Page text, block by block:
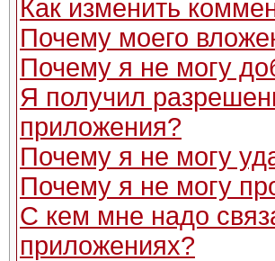
Как изменить
Почему моего
Почему я не могу
Я получил
приложения?
Почему я не могу
Почему я не могу
С кем мне надо
приложениях?